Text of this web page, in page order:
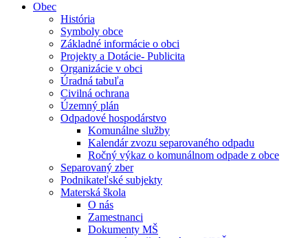
Obec
História
Symboly obce
Základné informácie o obci
Projekty a Dotácie- Publicita
Organizácie v obci
Úradná tabuľa
Civilná ochrana
Územný plán
Odpadové hospodárstvo
Komunálne služby
Kalendár zvozu separovaného odpadu
Ročný výkaz o komunálnom odpade z obce
Separovaný zber
Podnikateľské subjekty
Materská škola
O nás
Zamestnanci
Dokumenty MŠ